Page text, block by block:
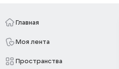
Главная
Моя лента
Пространства